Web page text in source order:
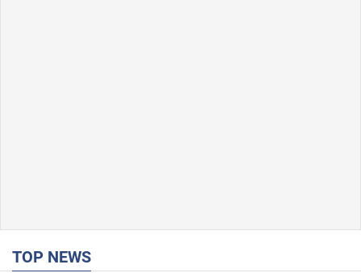
TOP NEWS